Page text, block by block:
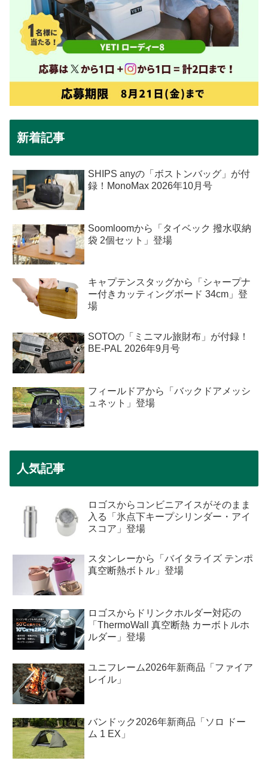
新着記事
SHIPS anyの「ボストンバッグ」が付
録！MonoMax 2026年10月号
Soomloomから「タイベック 撥水収納
袋 2個セット」登場
キャプテンスタッグから「シャープナ
ー付きカッティングボード 34cm」登
場
SOTOの「ミニマル旅財布」が付録！
BE-PAL 2026年9月号
フィールドアから「バックドアメッシ
ュネット」登場
人気記事
ロゴスからコンビニアイスがそのまま
入る「氷点下キープシリンダー・アイ
スコア」登場
スタンレーから「バイタライズ テンポ
真空断熱ボトル」登場
ロゴスからドリンクホルダー対応の
「ThermoWall 真空断熱 カーボトルホ
ルダー」登場
ユニフレーム2026年新商品「ファイア
レイル」
バンドック2026年新商品「ソロ ドー
ム 1 EX」